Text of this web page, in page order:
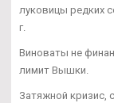
луковицы редких
г.
Виноваты не
лимит Вышки.
Затяжной кризис,